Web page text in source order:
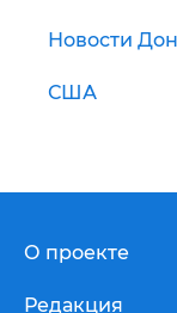
Новости
США
О проекте
Редакция